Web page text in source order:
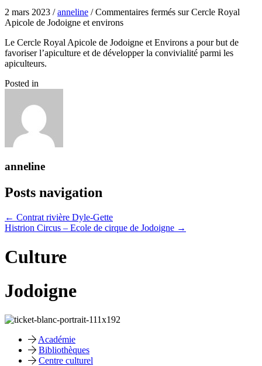
2 mars 2023 /anneline /Commentaires fermés sur Cercle Royal
Apicole de Jodoigne et environs
Le Cercle Royal Apicole de Jodoigne et Environs a pour but de
favoriser l’apiculture et de développer la convivialité parmi les
apiculteurs.
Posted in
anneline
Posts navigation
← Contrat rivière Dyle-Gette
Histrion Circus – Ecole de cirque de Jodoigne →
Culture
Jodoigne
Académie
Bibliothèques
Centre culturel